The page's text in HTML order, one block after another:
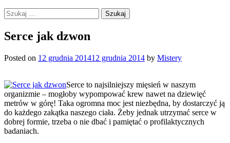
Szukaj:
Serce jak dzwon
Posted on 12 grudnia 201412 grudnia 2014 by Mistery
Serce to najsilniejszy mięsień w naszym
organizmie – mogłoby wypompować krew nawet na dziewięć
metrów w górę! Taka ogromna moc jest niezbędna, by dostarczyć ją
do każdego zakątka naszego ciała. Żeby jednak utrzymać serce w
dobrej formie, trzeba o nie dbać i pamiętać o profilaktycznych
badaniach.